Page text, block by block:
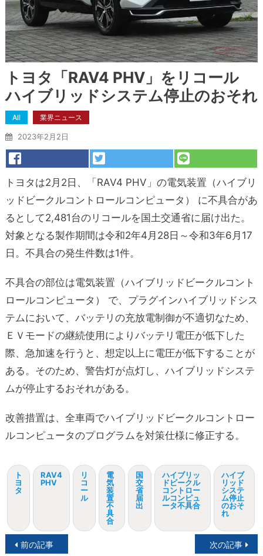
トヨタ「RAV4 PHV」をリコール
ハイブリッドシステム停止のおそれ
All 業界ニュース
2023年2月2日
トヨタは2月2日、「RAV4 PHV」の電気装置（ハイブリ
ッドビークルコントロールコンピュータ） に不具合があ
るとして2,481台のリコールを国土交通省に届け出た。
対象となる製作期間は令和2年4月28日～令和3年6月17
日。不具合の発生件数は1件。
不具合の部位は電気装置（ハイブリッドビークルコント
ロールコンピュータ） で、プラグインハイブリッドシス
テムにおいて、バッテリの充放電制御が不適切なため、
ＥＶモードの継続使用によりバッテリ電圧が低下した
際、急加速を行うと、想定以上に電圧が低下することが
ある。そのため、警告灯が点灯し、ハイブリッドシステ
ムが停止するおそれがある。
改善措置は、全車両でハイブリッドビークルコントロー
ルコンピュータのプログラムを対策仕様に修正する。
ト
ヨ
タ
RAV4
PHV
リ
コ
ー
ル
電
気
装
置
不
具
合
国
交
省
届
出
ハイブリッ
ドビークル
コントロー
ルコンピュ
ータ不具合
ハイブ
リッド
システ
ム停止
のおそ
れ
投前の記事 次の記事